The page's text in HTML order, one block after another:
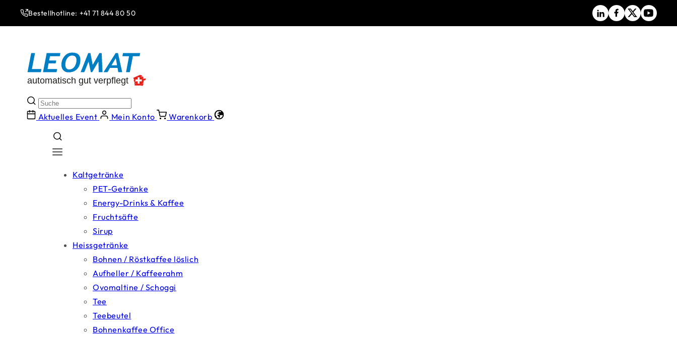
zum
Inhalt
Bestellhotline: +41 71 844 80 50
Aktuelles Event Mein Konto Warenkorb
Kaltgetränke
PET-Getränke
Energy-Drinks & Kaffee
Fruchtsäfte
Sirup
Heissgetränke
Bohnen / Röstkaffee löslich
Aufheller / Kaffeerahm
Ovomaltine / Schoggi
Tee
Teebeutel
Bohnenkaffee Office